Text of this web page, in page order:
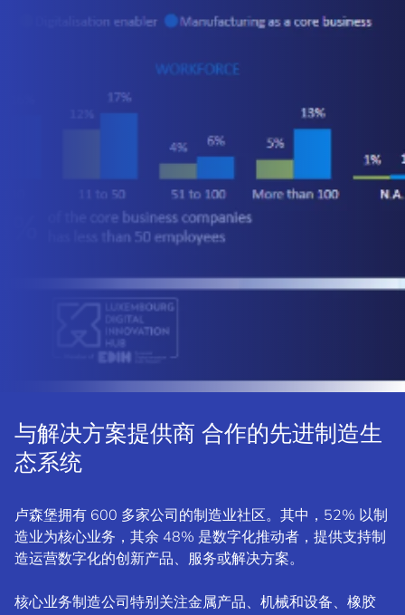
与解决方案提供商 合作的先进制造生
态系统
卢森堡拥有 600 多家公司的制造业社区。其中，52% 以制
造业为核心业务，其余 48% 是数字化推动者，提供支持制
造运营数字化的创新产品、服务或解决方案。
核心业务制造公司特别关注金属产品、机械和设备、橡胶